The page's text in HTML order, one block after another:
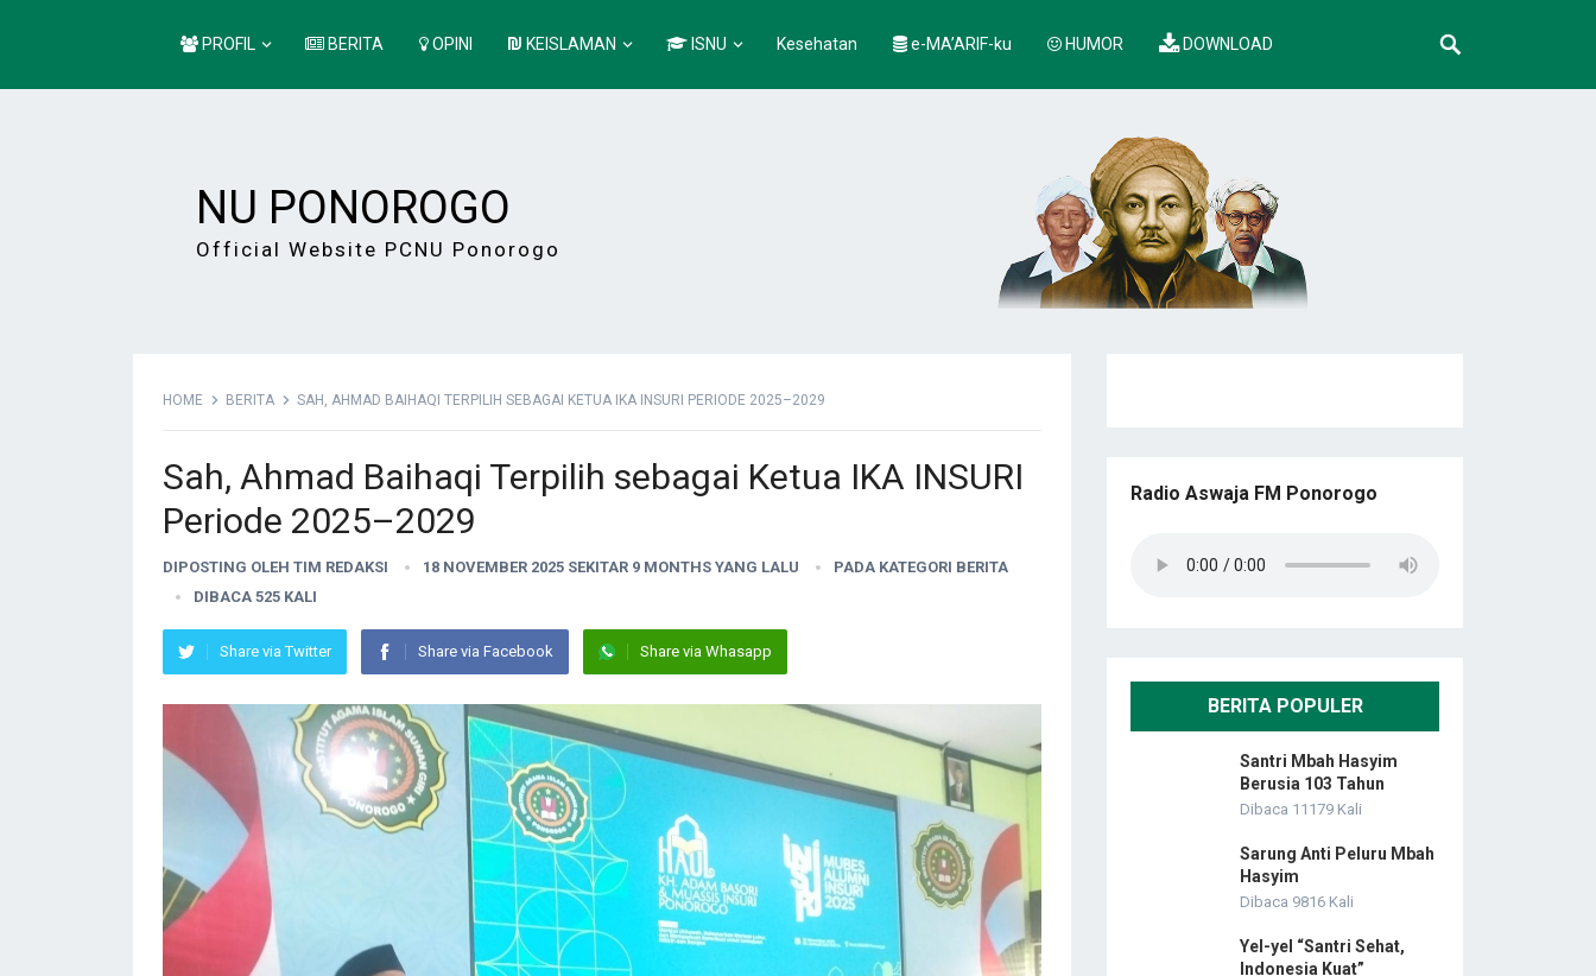
PROFIL BERITA OPINI KEISLAMAN ISNU Kesehatan e-MA’ARIF-ku HUMOR DOWNLOAD
NU PONOROGO
Official Website PCNU Ponorogo
HOME BERITA SAH, AHMAD BAIHAQI TERPILIH SEBAGAI KETUA IKA INSURI PERIODE 2025–2029
Sah, Ahmad Baihaqi Terpilih sebagai Ketua IKA INSURI
Periode 2025–2029
DIPOSTING OLEH TIM REDAKSI 18 NOVEMBER 2025 SEKITAR 9 MONTHS YANG LALU PADA KATEGORI BERITA
DIBACA 525 KALI
Share via Twitter Share via Facebook Share via Whasapp
Radio Aswaja FM Ponorogo
BERITA POPULER
Santri Mbah Hasyim
Berusia 103 Tahun
Dibaca 11179 Kali
Sarung Anti Peluru Mbah
Hasyim
Dibaca 9816 Kali
Yel-yel “Santri Sehat,
Indonesia Kuat”